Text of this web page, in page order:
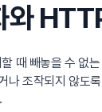
때 빼놓을 수 없
나 조작되지 않